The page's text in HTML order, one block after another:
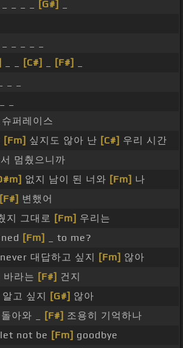
[G#]
[C#] [F#]
슈퍼레이스
[Fm] 싶지도 않아 난 [C#] 우리 시간
멈췄으니까
없지 남이 된 너와 [Fm] 나
[F#] 변했어
지 그대로 [Fm] 우리는
[Fm]
_ to me?
never 대답하고 싶지 [Fm] 않아
바라는 [F#] 건지
고 싶지 [G#] 않아
아와 _ [F#] 조용히 기억하나
not be [Fm] goodbye